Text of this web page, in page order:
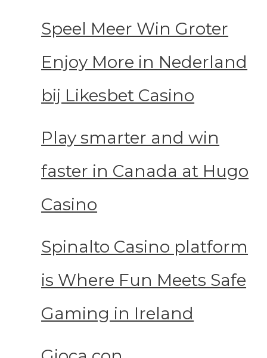
Speel Meer Win Groter
Enjoy More in Nederland
bij Likesbet Casino
Play smarter and win
faster in Canada at Hugo
Casino
Spinalto Casino platform
is Where Fun Meets Safe
Gaming in Ireland